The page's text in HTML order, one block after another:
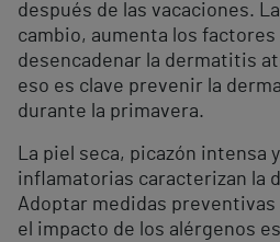
después de las vacaciones.
cambio, aumenta los factores
desencadenar la dermatitis
eso es clave prevenir la
durante la primavera.
La piel seca, picazón intensa
inflamatorias caracterizan la
Adoptar medidas
el impacto de los alérgenos